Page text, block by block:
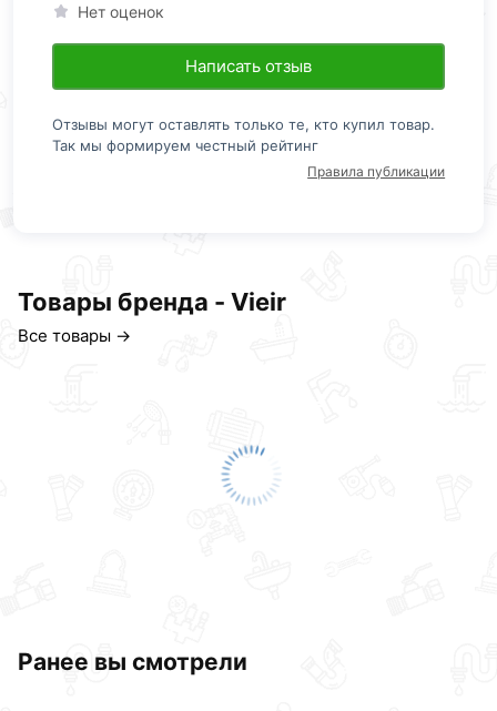
Нет оценок
Написать отзыв
Отзывы могут оставлять только те, кто купил товар.
Так мы формируем честный рейтинг
Правила публикации
Товары бренда - Vieir
Все товары →
Ранее вы смотрели